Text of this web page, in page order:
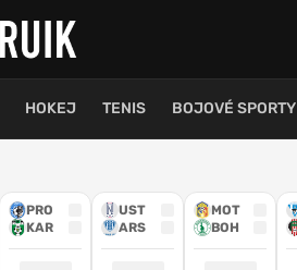
HOKEJ TENIS BOJOVÉ SPORTY
PRO
KAR
UST
ARS
MOT
BOH